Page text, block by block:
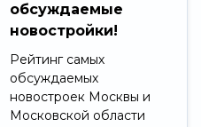
обсуждаемые
новостройки!
Рейтинг самых
обсуждаемых
новостроек Москвы и
Московской области